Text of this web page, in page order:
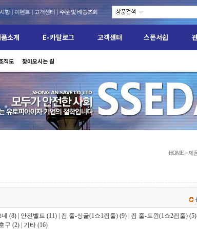
항| 이벤트 | 고객센터 | 주문 및 배송조회
직도 찾아오시는 길
인증서 안전대 인증서
소개
전제품을 만나보세요
E-카탈로그 고객센터
지사항 이용안내 자주묻는질문
스폰서쉽
HOME > 제
네 (8)| 안전벨트 (11)| 죔 줄-싱글(1쇼1죔줄) (9)| 죔 줄-트윈(1쇼2죔줄) (5)|
구 (2)| 기타 (16)